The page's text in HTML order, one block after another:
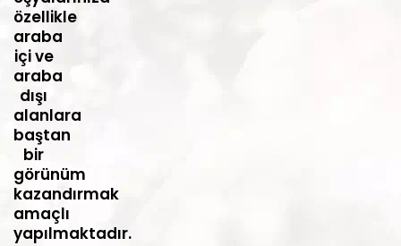
özellikle
araba
içi ve
araba
dışı
alanlara
baştan
bir
görünüm
kazandırmak
amaçlı
yapılmaktadır.